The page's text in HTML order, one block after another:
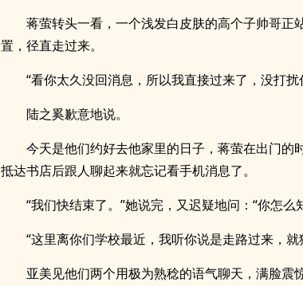
蒋萤转头一看，一个浅发白皮肤的高个子帅哥正
置，径直走过来。
“看你太久没回消息，所以我直接过来了，没打
陆之奚歉意地说。
今天是他们约好去他家里的日子，蒋萤在出门的
抵达书店后跟人聊起来就忘记看手机消息了。
“我们快结束了。”她说完，又迟疑地问：“你怎么
“这里离你们学校最近，我听你说是走路过来，就
亚美见他们两个用极为熟稔的语气聊天，满脸震